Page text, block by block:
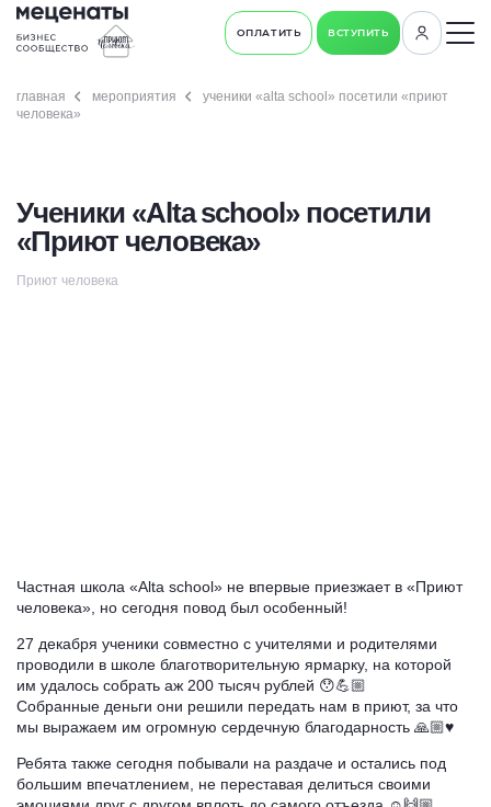
ОПЛАТИТЬ ВСТУПИТЬ
главная мероприятия
ученики «alta school» посетили «приют
человека»
Ученики «Alta school» посетили
«Приют человека»
Приют человека
Частная школа «Alta school» не впервые приезжает в «Приют
человека», но сегодня повод был особенный!
27 декабря ученики совместно с учителями и родителями
проводили в школе благотворительную ярмарку, на которой
им удалось собрать аж 200 тысяч рублей 😯💪🏼
Собранные деньги они решили передать нам в приют, за что
мы выражаем им огромную сердечную благодарность 🙏🏼♥️
Ребята также сегодня побывали на раздаче и остались под
большим впечатлением, не переставая делиться своими